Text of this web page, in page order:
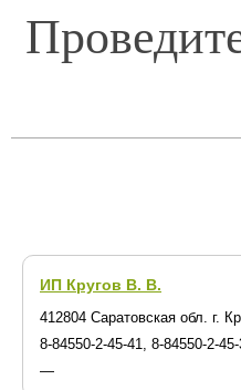
ИП Кругов В. В.
412804 Саратовская обл. г.
8-84550-2-45-41, 8-84550-2-
—